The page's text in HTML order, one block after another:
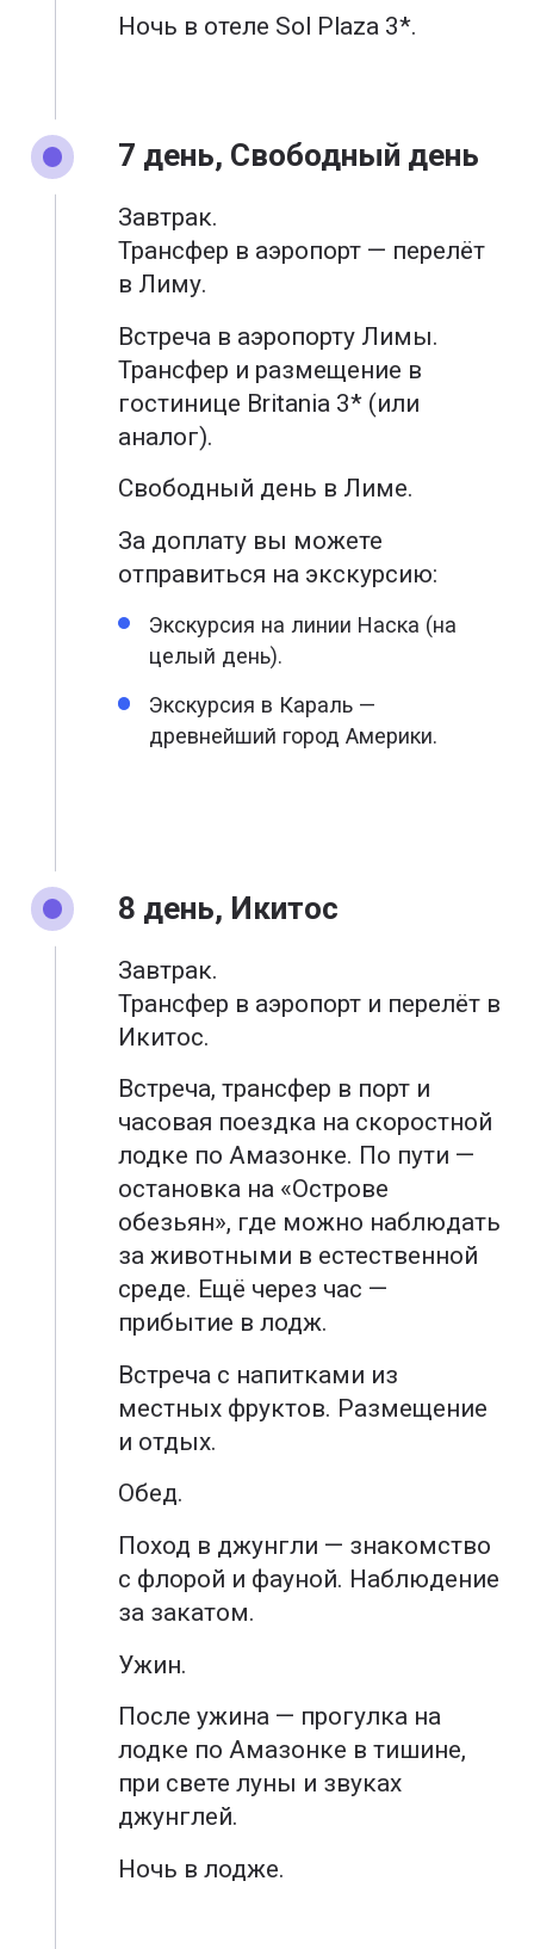
Ночь в отеле Sol Plaza 3*.
7 день, Свободный день
Завтрак.
Трансфер в аэропорт — перелёт
в Лиму.
Встреча в аэропорту Лимы.
Трансфер и размещение в
гостинице Britania 3* (или
аналог).
Свободный день в Лиме.
За доплату вы можете
отправиться на экскурсию:
Экскурсия на линии Наска (на
целый день).
Экскурсия в Караль —
древнейший город Америки.
8 день, Икитос
Завтрак.
Трансфер в аэропорт и перелёт в
Икитос.
Встреча, трансфер в порт и
часовая поездка на скоростной
лодке по Амазонке. По пути —
остановка на «Острове
обезьян», где можно наблюдать
за животными в естественной
среде. Ещё через час —
прибытие в лодж.
Встреча с напитками из
местных фруктов. Размещение
и отдых.
Обед.
Поход в джунгли — знакомство
с флорой и фауной. Наблюдение
за закатом.
Ужин.
После ужина — прогулка на
лодке по Амазонке в тишине,
при свете луны и звуках
джунглей.
Ночь в лодже.